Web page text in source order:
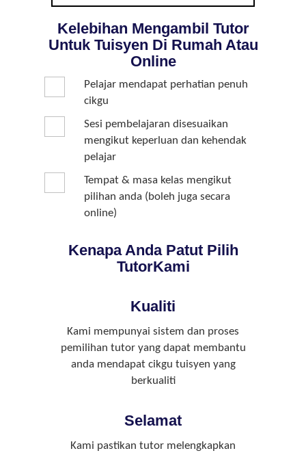
Kelebihan Mengambil Tutor
Untuk Tuisyen Di Rumah Atau
Online
Pelajar mendapat perhatian penuh
cikgu
Sesi pembelajaran disesuaikan
mengikut keperluan dan kehendak
pelajar
Tempat & masa kelas mengikut
pilihan anda (boleh juga secara
online)
Kenapa Anda Patut Pilih
TutorKami
Kualiti
Kami mempunyai sistem dan proses
pemilihan tutor yang dapat membantu
anda mendapat cikgu tuisyen yang
berkualiti
Selamat
Kami pastikan tutor melengkapkan